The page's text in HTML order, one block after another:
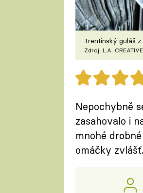
Trentinský guláš
Zdroj: L.A.
Nepochybně
zasahovalo i
mnohé
omáčky zvlášť.